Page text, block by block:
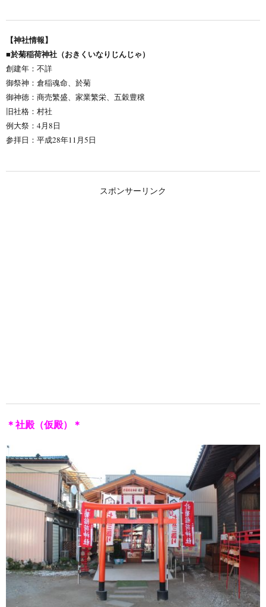
【神社情報】
■於菊稲荷神社（おきくいなりじんじゃ）
創建年：不詳
御祭神：倉稲魂命、於菊
御神徳：商売繁盛、家業繁栄、五穀豊穣
旧社格：村社
例大祭：4月8日
参拝日：平成28年11月5日
スポンサーリンク
＊社殿（仮殿）＊